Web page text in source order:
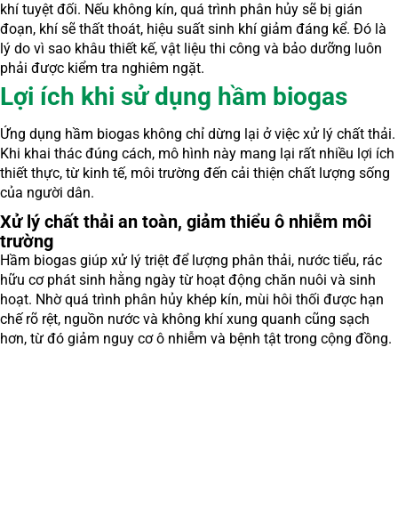
khí tuyệt đối. Nếu không kín, quá trình phân hủy sẽ bị gián
đoạn, khí sẽ thất thoát, hiệu suất sinh khí giảm đáng kể. Đó là
lý do vì sao khâu thiết kế, vật liệu thi công và bảo dưỡng luôn
phải được kiểm tra nghiêm ngặt.
Lợi ích khi sử dụng hầm biogas
Ứng dụng hầm biogas không chỉ dừng lại ở việc xử lý chất thải.
Khi khai thác đúng cách, mô hình này mang lại rất nhiều lợi ích
thiết thực, từ kinh tế, môi trường đến cải thiện chất lượng sống
của người dân.
Xử lý chất thải an toàn, giảm thiểu ô nhiễm môi
trường
Hầm biogas giúp xử lý triệt để lượng phân thải, nước tiểu, rác
hữu cơ phát sinh hằng ngày từ hoạt động chăn nuôi và sinh
hoạt. Nhờ quá trình phân hủy khép kín, mùi hôi thối được hạn
chế rõ rệt, nguồn nước và không khí xung quanh cũng sạch
hơn, từ đó giảm nguy cơ ô nhiễm và bệnh tật trong cộng đồng.